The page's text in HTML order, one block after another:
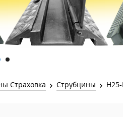
Лампы галогенные 6-120 V
Лампы студийные 110-240 V
Лампы-фары PAR
Лампы для бассейна
Перчатки
Сумки и подсумки
Распродажа
Световое оборудование
Аксессуары для света
Распродажа
2х канальные модули
Страховка Струбцины